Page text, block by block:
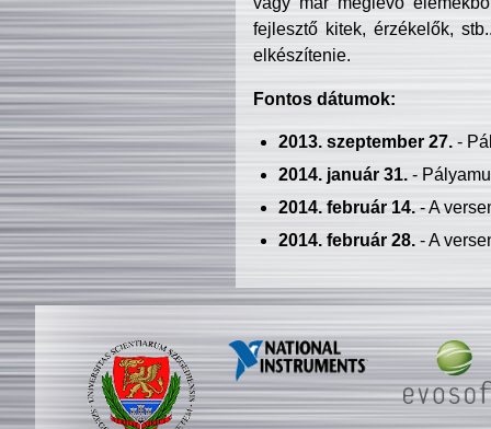
fejlesztő kitek, érzékelők,
elkészítenie.
Fontos dátumok:
2013. szeptember 27.-
2014. január 31.-
2014. február 14.- A
2014. február 28.- A